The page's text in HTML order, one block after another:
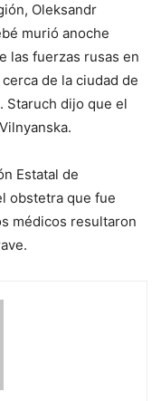
Oleksandr
murió anoche
las fuerzas rusas en
de la ciudad de
Staruch dijo que el
Estatal de
obstetra que fue
médicos resultaron